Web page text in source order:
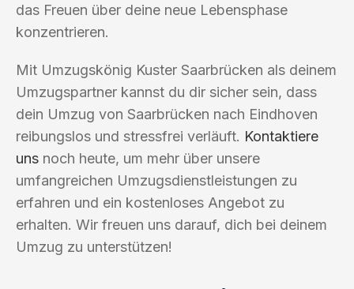
das Freuen über deine neue Lebensphase
konzentrieren.
Mit Umzugskönig Kuster Saarbrücken als deinem
Umzugspartner kannst du dir sicher sein, dass
dein Umzug von Saarbrücken nach Eindhoven
reibungslos und stressfrei verläuft. Kontaktiere
uns noch heute, um mehr über unsere
umfangreichen Umzugsdienstleistungen zu
erfahren und ein kostenloses Angebot zu
erhalten. Wir freuen uns darauf, dich bei deinem
Umzug zu unterstützen!